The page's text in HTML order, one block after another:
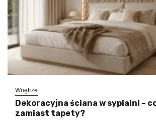
Wnętrze
Dekoracyjna ściana w sypialni –
zamiast tapety?